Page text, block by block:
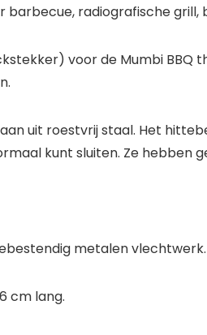
barbecue, radiografische grill,
voor de Mumbi
uit roestvrij staal. Het
kunt sluiten. Ze hebben
metalen vlechtwerk.
cm lang.